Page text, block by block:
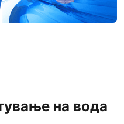
на вода